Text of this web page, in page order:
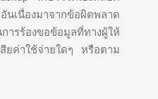
เนื่องมาจากข้อผิดพลาด
ร้องขอข้อมูลที่ทางผู้ให้
ยค่าใช้จ่ายใดๆ หรือตาม